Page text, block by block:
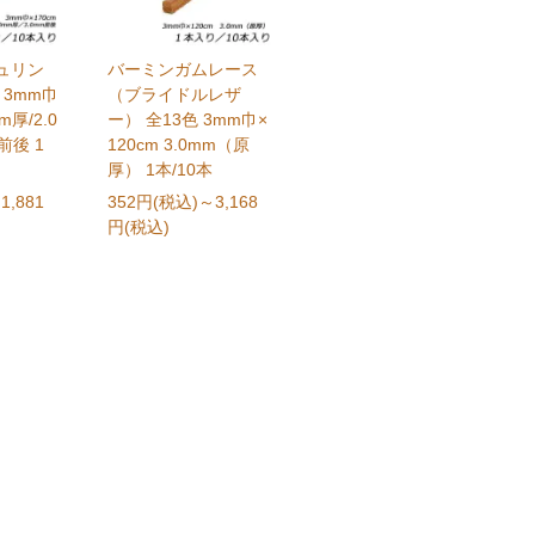
リン
巾
厚/2.0
後 1
バーミンガムレース
（ブライドルレザ
ー） 全13色 3mm巾×
120cm 3.0mm（原
厚） 1本/10本
352円(税込) ～3,168
円(税込)